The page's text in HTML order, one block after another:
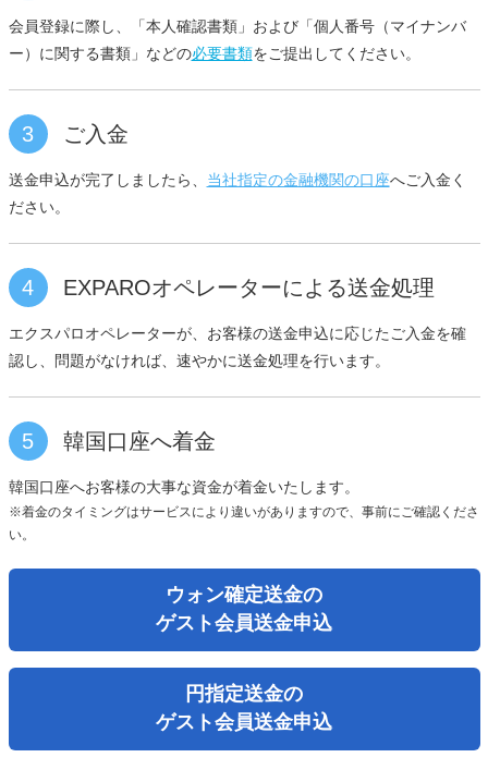
会員登録に際し、「本人確認書類」および「個人番号（マイナンバ
ー）に関する書類」などの必要書類をご提出してください。
3 ご入金
送金申込が完了しましたら、 当社指定の金融機関の口座へご入金く
ださい。
4 EXPAROオペレーターによる送金処理
エクスパロオペレーターが、お客様の送金申込に応じたご入金を確
認し、問題がなければ、速やかに送金処理を行います。
5 韓国口座へ着金
韓国口座へお客様の大事な資金が着金いたします。
※着金のタイミングはサービスにより違いがありますので、事前にご確認くださ
い。
ウォン確定送金の
ゲスト会員送金申込
円指定送金の
ゲスト会員送金申込